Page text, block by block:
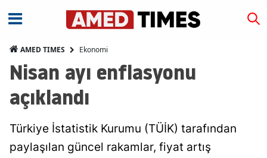
AMED TIMES Ekonomi
Nisan ayı enflasyonu
açıklandı
Türkiye İstatistik Kurumu (TÜİK) tarafından
paylaşılan güncel rakamlar, fiyat artış